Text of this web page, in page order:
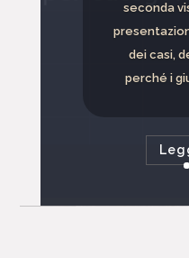
seconda
dei casi,
perché i